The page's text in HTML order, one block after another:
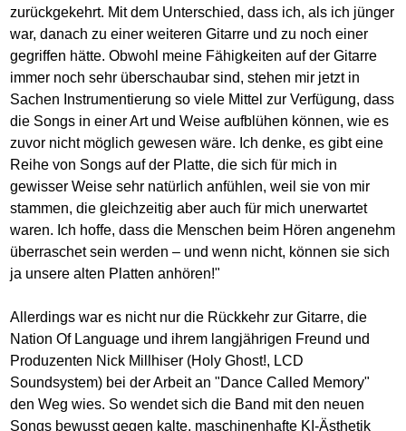
zurückgekehrt. Mit dem Unterschied, dass ich, als ich jünger
war, danach zu einer weiteren Gitarre und zu noch einer
gegriffen hätte. Obwohl meine Fähigkeiten auf der Gitarre
immer noch sehr überschaubar sind, stehen mir jetzt in
Sachen Instrumentierung so viele Mittel zur Verfügung, dass
die Songs in einer Art und Weise aufblühen können, wie es
zuvor nicht möglich gewesen wäre. Ich denke, es gibt eine
Reihe von Songs auf der Platte, die sich für mich in
gewisser Weise sehr natürlich anfühlen, weil sie von mir
stammen, die gleichzeitig aber auch für mich unerwartet
waren. Ich hoffe, dass die Menschen beim Hören angenehm
überraschet sein werden – und wenn nicht, können sie sich
ja unsere alten Platten anhören!"
Allerdings war es nicht nur die Rückkehr zur Gitarre, die
Nation Of Language und ihrem langjährigen Freund und
Produzenten Nick Millhiser (Holy Ghost!, LCD
Soundsystem) bei der Arbeit an "Dance Called Memory"
den Weg wies. So wendet sich die Band mit den neuen
Songs bewusst gegen kalte, maschinenhafte KI-Ästhetik